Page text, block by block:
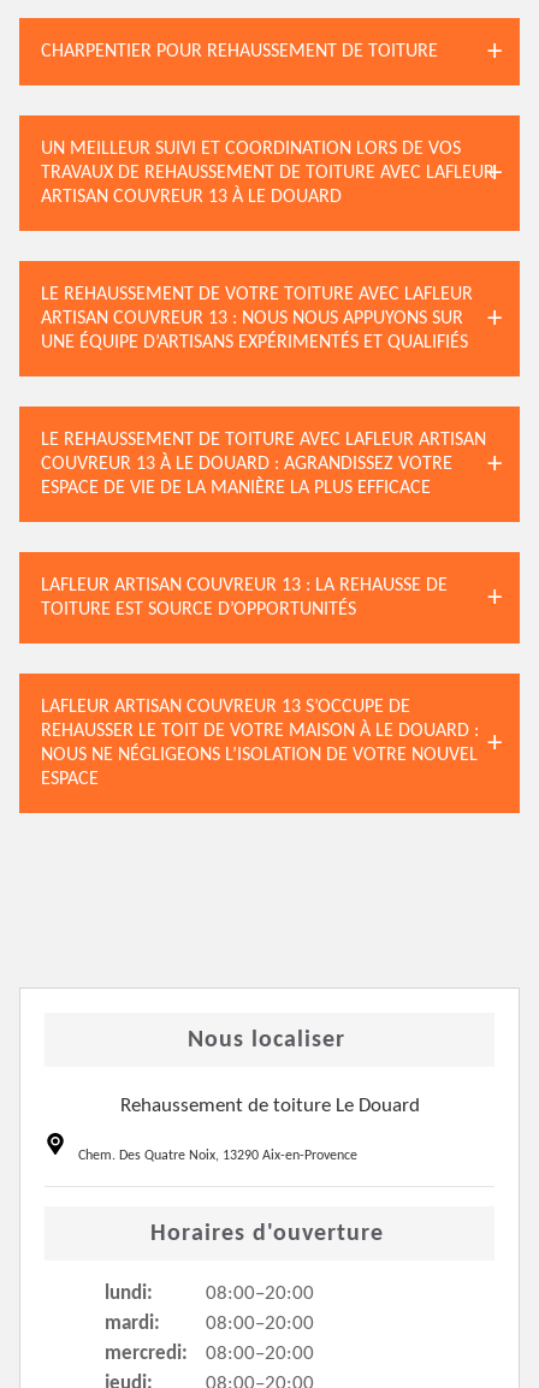
CHARPENTIER POUR REHAUSSEMENT DE TOITURE
UN MEILLEUR SUIVI ET COORDINATION LORS DE VOS
TRAVAUX DE REHAUSSEMENT DE TOITURE AVEC LAFLEUR
ARTISAN COUVREUR 13 À LE DOUARD
LE REHAUSSEMENT DE VOTRE TOITURE AVEC LAFLEUR
ARTISAN COUVREUR 13 : NOUS NOUS APPUYONS SUR
UNE ÉQUIPE D’ARTISANS EXPÉRIMENTÉS ET QUALIFIÉS
LE REHAUSSEMENT DE TOITURE AVEC LAFLEUR ARTISAN
COUVREUR 13 À LE DOUARD : AGRANDISSEZ VOTRE
ESPACE DE VIE DE LA MANIÈRE LA PLUS EFFICACE
LAFLEUR ARTISAN COUVREUR 13 : LA REHAUSSE DE
TOITURE EST SOURCE D’OPPORTUNITÉS
LAFLEUR ARTISAN COUVREUR 13 S’OCCUPE DE
REHAUSSER LE TOIT DE VOTRE MAISON À LE DOUARD :
NOUS NE NÉGLIGEONS L’ISOLATION DE VOTRE NOUVEL
ESPACE
Nous localiser
Rehaussement de toiture Le Douard
Chem. Des Quatre Noix, 13290 Aix-en-Provence
Horaires d'ouverture
lundi:
08:00–20:00
mardi:
08:00–20:00
mercredi:
08:00–20:00
jeudi:
08:00–20:00